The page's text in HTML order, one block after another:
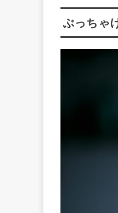
ぶっちゃ